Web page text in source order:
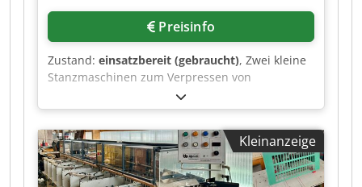
auf Anfrage erhältlich!Preisinfo
Zustand: einsatzbereit (gebraucht), Zwei kleine
Stanzmaschinen zum Verpressen von
Binderrücken stehen zur Verfügung. 1) Stanz-
und Drahtverschließmaschine Swigraph E420C,
max. Arbeitsbreite: 430mm, Bindeelement-
Durchmesserbereich: 4,7mm-31,75mm. 2)
Zweiteiliges Kunststoffkammbindesystem Ibico
EP28/HB28, Stanzbreite: 420mm, max.
Kleinanzeige